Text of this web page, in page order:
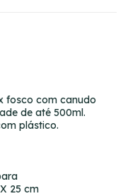
fosco com canudo
de até 500ml.
plástico.
25 cm